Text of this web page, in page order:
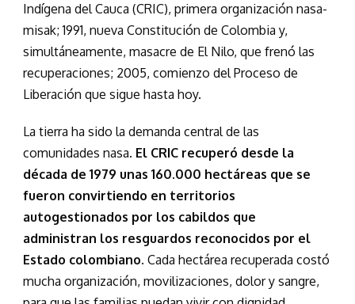
Indígena del Cauca (CRIC), primera organización nasa-
misak; 1991, nueva Constitución de Colombia y,
simultáneamente, masacre de El Nilo, que frenó las
recuperaciones; 2005, comienzo del Proceso de
Liberación que sigue hasta hoy.
La tierra ha sido la demanda central de las
comunidades nasa. El CRIC recuperó desde la
década de 1979 unas 160.000 hectáreas que se
fueron convirtiendo en territorios
autogestionados por los cabildos que
administran los resguardos reconocidos por el
Estado colombiano. Cada hectárea recuperada costó
mucha organización, movilizaciones, dolor y sangre,